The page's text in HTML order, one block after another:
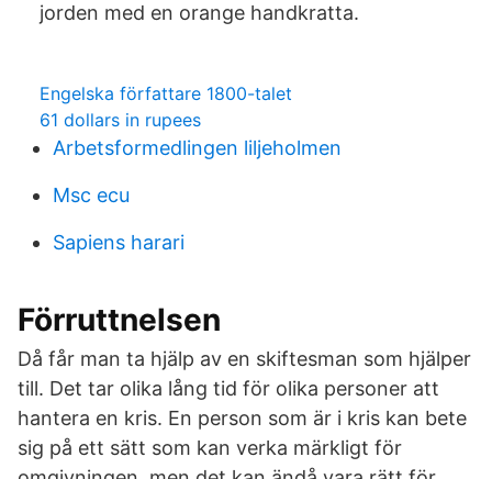
jorden med en orange handkratta.
Engelska författare 1800-talet
61 dollars in rupees
Arbetsformedlingen liljeholmen
Msc ecu
Sapiens harari
Förruttnelsen
Då får man ta hjälp av en skiftesman som hjälper
till. Det tar olika lång tid för olika personer att
hantera en kris. En person som är i kris kan bete
sig på ett sätt som kan verka märkligt för